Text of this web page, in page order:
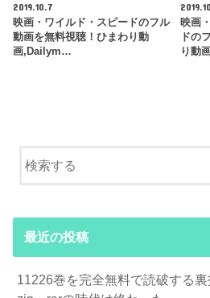
2019.10.7
映画・ワイルド・スピードのフル
動画を無料視聴！ひまわり動
画,Dailym…
映画
ドの
り動
最近の投稿
11226巻を完全無料で読破する裏